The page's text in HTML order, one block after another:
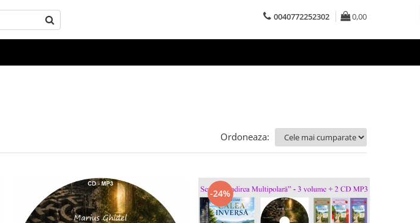
0040772252302 0,00
Ordoneaza:
-24%